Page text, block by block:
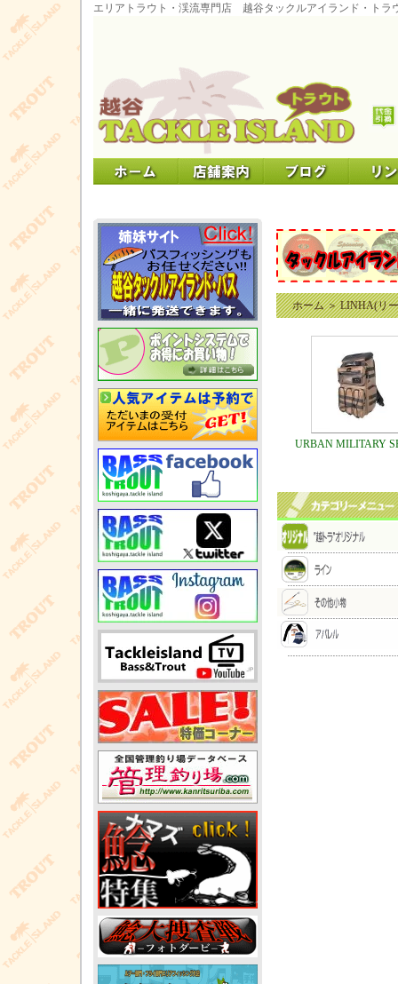
エリアトラウト・渓流専門店 越谷タックルアイランド・トラ
ホーム＞LINHA(リ
URBAN MILITARY